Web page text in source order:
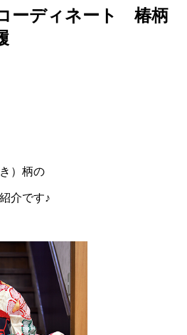
ーディネート 椿柄
）柄の
介です♪